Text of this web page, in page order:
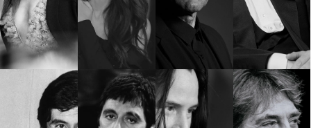
Ако нашият сайт ви харесва, можете да се абонирате за
седмичния ни нюзлетър тук:
© 2026, HighViewArt | Всички права запазени